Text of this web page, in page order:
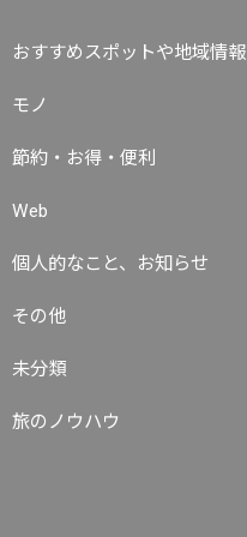
おすすめスポットや地域情報
モノ
節約・お得・便利
Web
個人的なこと、お知らせ
その他
未分類
旅のノウハウ